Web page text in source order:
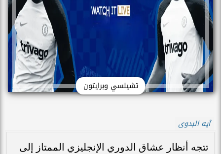
تشيلسي وبرايتون
آيه البدوى
تتجه أنظار عشاق الدوري الإنجليزي الممتاز إلى